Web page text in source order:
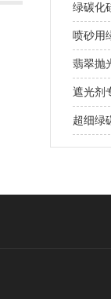
绿碳化
喷砂用
翡翠抛
遮光剂
超细绿